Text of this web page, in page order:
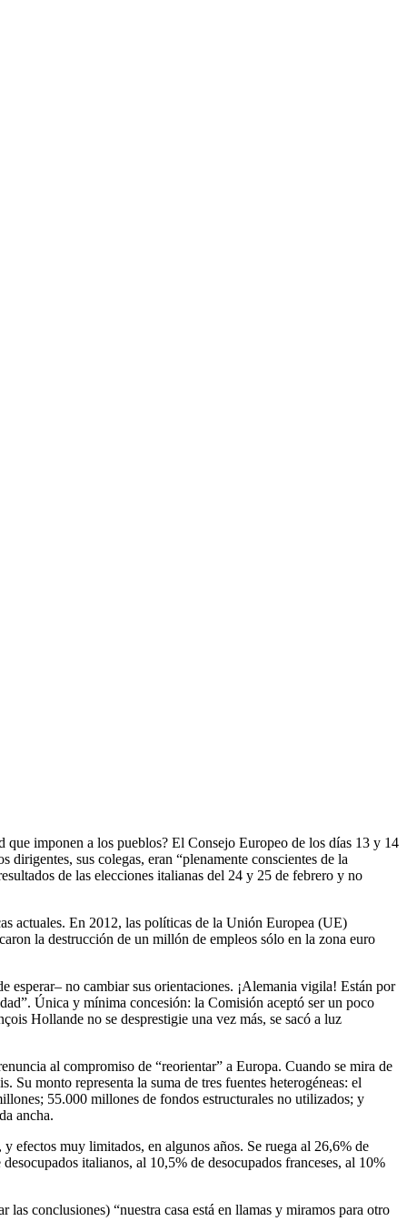
que imponen a los pueblos? El Consejo Europeo de los días 13 y 14
sus colegas, eran “plenamente conscientes de la
de las elecciones italianas del 24 y 25 de febrero y no
actuales. En 2012, las políticas de la Unión Europea (UE)
la destrucción de un millón de empleos sólo en la zona euro
esperar– no cambiar sus orientaciones. ¡Alemania vigila! Están por
Única y mínima concesión: la Comisión aceptó ser un poco
Hollande no se desprestigie una vez más, se sacó a luz
al compromiso de “reorientar” a Europa. Cuando se mira de
monto representa la suma de tres fuentes heterogéneas: el
55.000 millones de fondos estructurales no utilizados; y
ancha.
efectos muy limitados, en algunos años. Se ruega al 26,6% de
italianos, al 10,5% de desocupados franceses, al 10%
conclusiones) “nuestra casa está en llamas y miramos para otro